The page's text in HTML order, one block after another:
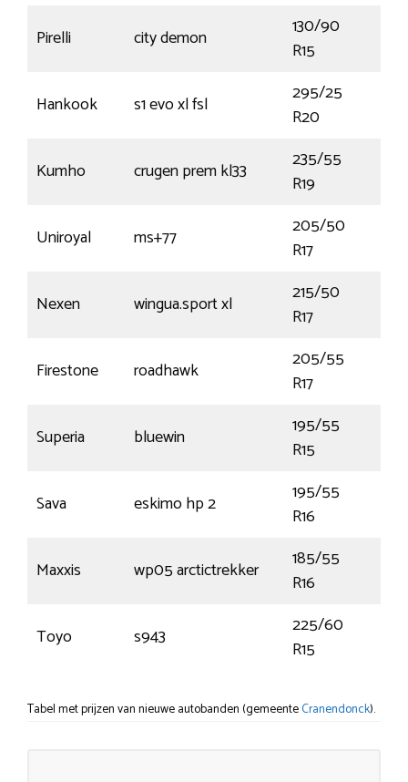
Pirelli city demon
130/90
R15
Hankook s1 evo xl fsl
295/25
R20
Kumho crugen prem kl33
235/55
R19
Uniroyal ms+77
205/50
R17
Nexen wingua.sport xl
215/50
R17
Firestone roadhawk
205/55
R17
Superia bluewin
195/55
R15
Sava eskimo hp 2
195/55
R16
Maxxis wp05 arctictrekker
185/55
R16
Toyo s943
225/60
R15
Tabel met prijzen van nieuwe autobanden (gemeenteCranendonck).